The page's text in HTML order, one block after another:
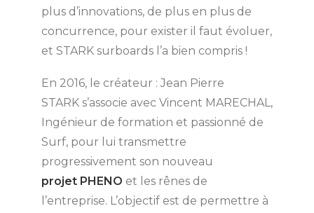
plus d’innovations, de plus en plus de
concurrence, pour exister il faut évoluer,
et STARK surboards l’a bien compris !
En 2016, le créateur : Jean Pierre
STARK s’associe avec Vincent MARECHAL,
Ingénieur de formation et passionné de
Surf, pour lui transmettre
progressivement son nouveau
projet PHENO et les rênes de
l’entreprise. L’objectif est de permettre à